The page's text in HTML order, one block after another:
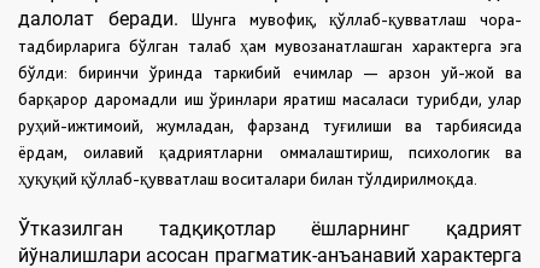
далолат беради.Шунга мувофиқ, қўллаб-қувватлаш чора-
тадбирларига бўлган талаб ҳам мувозанатлашган характерга эга
бўлди: биринчи ўринда таркибий ечимлар — арзон уй-жой ва
барқарор даромадли иш ўринлари яратиш масаласи турибди, улар
руҳий-ижтимоий, жумладан, фарзанд туғилиши ва тарбиясида
ёрдам, оилавий қадриятларни оммалаштириш, психологик ва
ҳуқуқий қўллаб-қувватлаш воситалари билан тўлдирилмоқда.
Ўтказилган тадқиқотлар ёшларнинг қадрият
йўналишлари асосан прагматик-анъанавий характерга